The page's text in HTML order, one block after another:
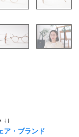
↓↓
ア・ブランド